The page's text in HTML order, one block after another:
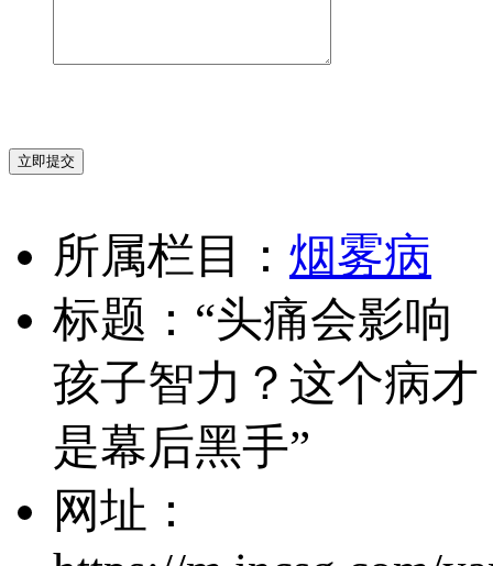
立即提交
所属栏目： 烟雾病
标题：“头痛会影响
孩子智力？这个病才
是幕后黑手”
网址：